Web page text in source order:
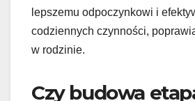
lepszemu odpoczynkowi i
codziennych czynności,
w rodzinie.
Czy budowa